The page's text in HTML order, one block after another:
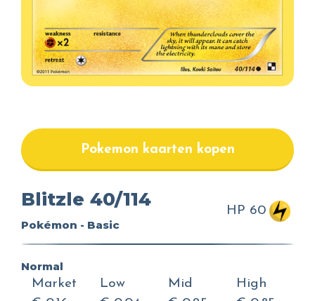
Pokemon kaarten kopen
Blitzle 40/114
Pokémon - Basic
HP 60
Normal
Market
Low
Mid
High